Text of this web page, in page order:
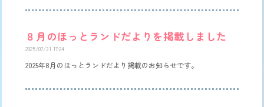
８月のほっとランドだよりを掲載しました
2025/07/31 17:24
2025年8月のほっとランドだより掲載のお知らせです。